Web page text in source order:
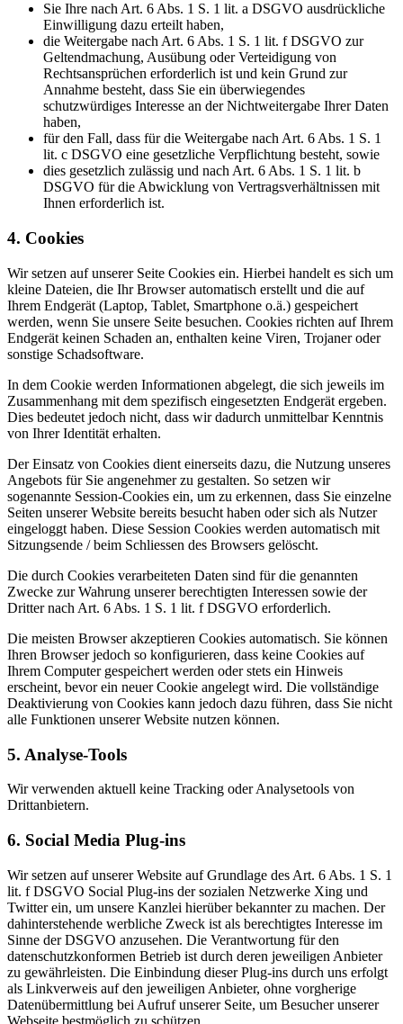
Sie Ihre nach Art. 6 Abs. 1 S. 1 lit. a DSGVO ausdrückliche
Einwilligung dazu erteilt haben,
die Weitergabe nach Art. 6 Abs. 1 S. 1 lit. f DSGVO zur
Geltendmachung, Ausübung oder Verteidigung von
Rechtsansprüchen erforderlich ist und kein Grund zur
Annahme besteht, dass Sie ein überwiegendes
schutzwürdiges Interesse an der Nichtweitergabe Ihrer Daten
haben,
für den Fall, dass für die Weitergabe nach Art. 6 Abs. 1 S. 1
lit. c DSGVO eine gesetzliche Verpflichtung besteht, sowie
dies gesetzlich zulässig und nach Art. 6 Abs. 1 S. 1 lit. b
DSGVO für die Abwicklung von Vertragsverhältnissen mit
Ihnen erforderlich ist.
4. Cookies
Wir setzen auf unserer Seite Cookies ein. Hierbei handelt es sich um
kleine Dateien, die Ihr Browser automatisch erstellt und die auf
Ihrem Endgerät (Laptop, Tablet, Smartphone o.ä.) gespeichert
werden, wenn Sie unsere Seite besuchen. Cookies richten auf Ihrem
Endgerät keinen Schaden an, enthalten keine Viren, Trojaner oder
sonstige Schadsoftware.
In dem Cookie werden Informationen abgelegt, die sich jeweils im
Zusammenhang mit dem spezifisch eingesetzten Endgerät ergeben.
Dies bedeutet jedoch nicht, dass wir dadurch unmittelbar Kenntnis
von Ihrer Identität erhalten.
Der Einsatz von Cookies dient einerseits dazu, die Nutzung unseres
Angebots für Sie angenehmer zu gestalten. So setzen wir
sogenannte Session-Cookies ein, um zu erkennen, dass Sie einzelne
Seiten unserer Website bereits besucht haben oder sich als Nutzer
eingeloggt haben. Diese Session Cookies werden automatisch mit
Sitzungsende / beim Schliessen des Browsers gelöscht.
Die durch Cookies verarbeiteten Daten sind für die genannten
Zwecke zur Wahrung unserer berechtigten Interessen sowie der
Dritter nach Art. 6 Abs. 1 S. 1 lit. f DSGVO erforderlich.
Die meisten Browser akzeptieren Cookies automatisch. Sie können
Ihren Browser jedoch so konfigurieren, dass keine Cookies auf
Ihrem Computer gespeichert werden oder stets ein Hinweis
erscheint, bevor ein neuer Cookie angelegt wird. Die vollständige
Deaktivierung von Cookies kann jedoch dazu führen, dass Sie nicht
alle Funktionen unserer Website nutzen können.
5. Analyse-Tools
Wir verwenden aktuell keine Tracking oder Analysetools von
Drittanbietern.
6. Social Media Plug-ins
Wir setzen auf unserer Website auf Grundlage des Art. 6 Abs. 1 S. 1
lit. f DSGVO Social Plug-ins der sozialen Netzwerke Xing und
Twitter ein, um unsere Kanzlei hierüber bekannter zu machen. Der
dahinterstehende werbliche Zweck ist als berechtigtes Interesse im
Sinne der DSGVO anzusehen. Die Verantwortung für den
datenschutzkonformen Betrieb ist durch deren jeweiligen Anbieter
zu gewährleisten. Die Einbindung dieser Plug-ins durch uns erfolgt
als Linkverweis auf den jeweiligen Anbieter, ohne vorgherige
Datenübermittlung bei Aufruf unserer Seite, um Besucher unserer
Webseite bestmöglich zu schützen.